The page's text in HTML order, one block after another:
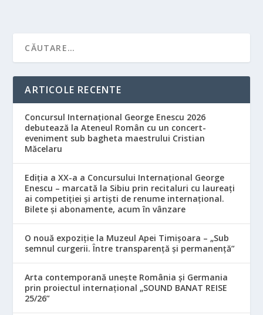
ARTICOLE RECENTE
Concursul Internațional George Enescu 2026
debutează la Ateneul Român cu un concert-
eveniment sub bagheta maestrului Cristian
Măcelaru
Ediția a XX-a a Concursului Internațional George
Enescu – marcată la Sibiu prin recitaluri cu laureați
ai competiției și artiști de renume internațional.
Bilete și abonamente, acum în vânzare
O nouă expoziție la Muzeul Apei Timișoara – „Sub
semnul curgerii. Între transparență și permanență”
Arta contemporană unește România și Germania
prin proiectul internațional „SOUND BANAT REISE
25/26”